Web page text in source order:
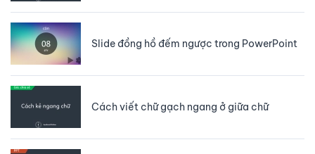
Slide đồng hồ đếm ngược trong PowerPoint
Cách viết chữ gạch ngang ở giữa chữ